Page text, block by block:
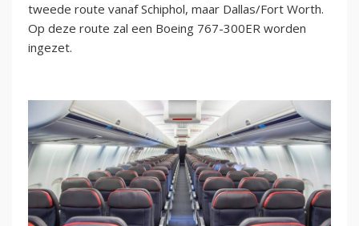
tweede route vanaf Schiphol, maar Dallas/Fort Worth.
Op deze route zal een Boeing 767-300ER worden
ingezet.